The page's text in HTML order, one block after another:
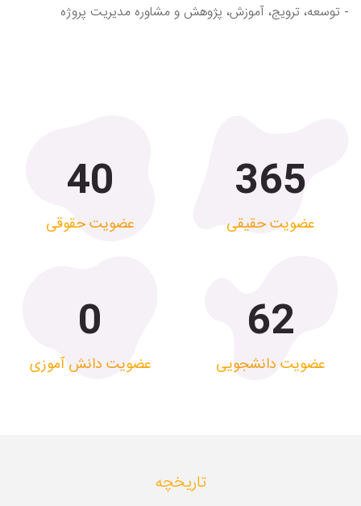
- توسعه، ترویج، آموزش، پژوهش و مشاوره مدیریت پروژه
365
عضویت حقیقی
40
عضویت حقوقی
62
عضویت دانشجویی
0
عضویت دانش آموزی
تاریخچه